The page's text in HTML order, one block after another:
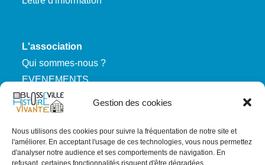
Gestion des cookies
Nous utilisons des cookies pour suivre la fréquentation de notre site et
l'améliorer. En acceptant l'usage de ces technologies, vous nous permettez
d'analyser notre audience et ses comportements de navigation. En
refusant, certaines fonctionnalités risquent d'être dégradées.
L'association
Qui sommes-nous ?
EVENEMENTS
Nous rejoindre
RGPD
Mentions légales